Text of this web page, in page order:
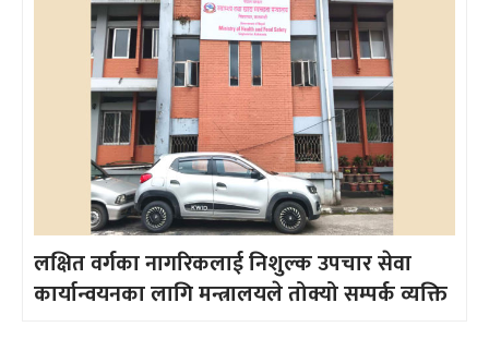
लक्षित वर्गका नागरिकलाई निशुल्क उपचार सेवा
कार्यान्वयनका लागि मन्त्रालयले तोक्यो सम्पर्क व्यक्ति